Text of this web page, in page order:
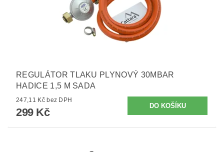
REGULÁTOR TLAKU PLYNOVÝ 30MBAR
HADICE 1,5 M SADA
247,11 Kč bez DPH
299 Kč